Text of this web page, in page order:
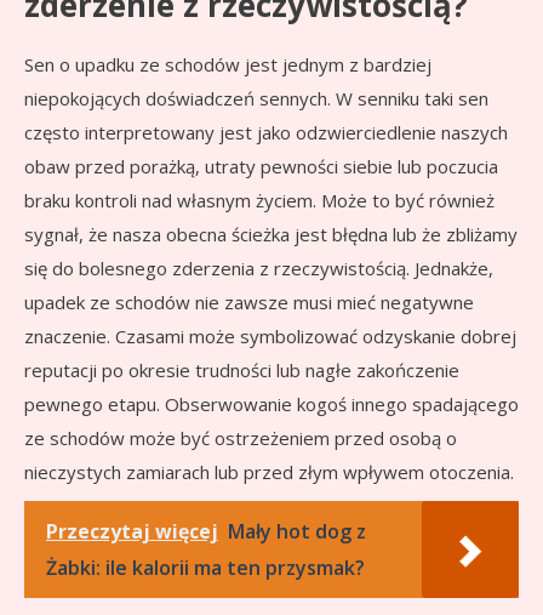
Sen o upadku ze schodów jest jednym z bardziej
niepokojących doświadczeń sennych. W senniku taki sen
często interpretowany jest jako odzwierciedlenie naszych
obaw przed porażką, utraty pewności siebie lub poczucia
braku kontroli nad własnym życiem. Może to być również
sygnał, że nasza obecna ścieżka jest błędna lub że zbliżamy
się do bolesnego zderzenia z rzeczywistością. Jednakże,
upadek ze schodów nie zawsze musi mieć negatywne
znaczenie. Czasami może symbolizować odzyskanie dobrej
reputacji po okresie trudności lub nagłe zakończenie
pewnego etapu. Obserwowanie kogoś innego spadającego
ze schodów może być ostrzeżeniem przed osobą o
nieczystych zamiarach lub przed złym wpływem otoczenia.
Przeczytaj więcej Mały hot dog z
Żabki: ile kalorii ma ten przysmak?